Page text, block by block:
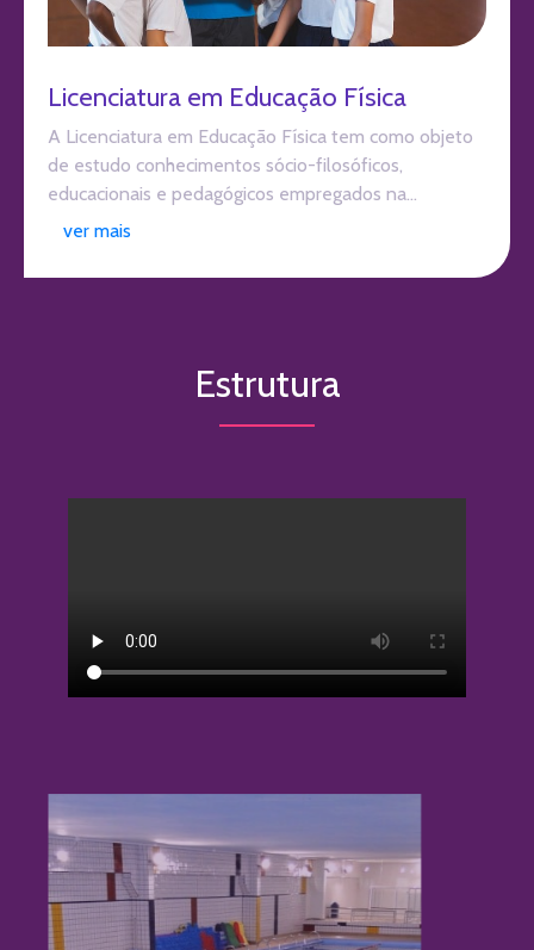
Licenciatura em Educação Física
A Licenciatura em Educação Física tem como objeto
de estudo conhecimentos sócio-filosóficos,
educacionais e pedagógicos empregados na...
ver mais
Estrutura